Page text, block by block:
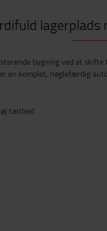
bygning ved at
en komplet, nøglefærdig